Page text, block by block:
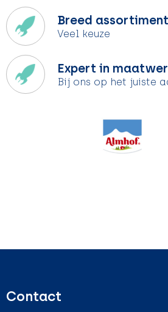
Breed assortiment
Veel keuze
Expert in
Bij ons op het juiste
Contact